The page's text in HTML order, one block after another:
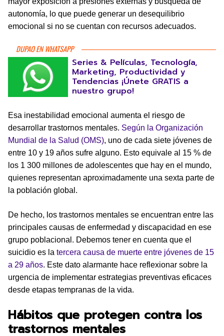
autonomía, lo que puede generar un desequilibrio
emocional si no se cuentan con recursos adecuados.
DUPAO EN WHATSAPP
Series & Películas, Tecnología,
Marketing, Productividad y
Tendencias ¡Únete GRATIS a
nuestro grupo!
Esa inestabilidad emocional aumenta el riesgo de
desarrollar trastornos mentales. Según la Organización
Mundial de la Salud (OMS), uno de cada siete jóvenes de
entre 10 y 19 años sufre alguno. Esto equivale al 15 % de
los 1 300 millones de adolescentes que hay en el mundo,
quienes representan aproximadamente una sexta parte de
la población global.
De hecho, los trastornos mentales se encuentran entre las
principales causas de enfermedad y discapacidad en ese
grupo poblacional. Debemos tener en cuenta que el
suicidio es la tercera causa de muerte entre jóvenes de 15
a 29 años. Este dato alarmante hace reflexionar sobre la
urgencia de implementar estrategias preventivas eficaces
desde etapas tempranas de la vida.
Hábitos que protegen contra los
trastornos mentales